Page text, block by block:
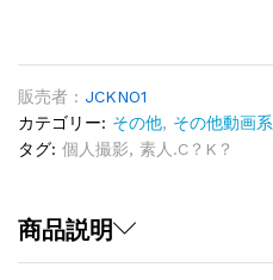
イ
ト
ル
等
明
販売者 : JCKNO1
カテゴリー: その他, その他動画系
タグ: 個人撮影, 素人.C？K？
商品説明